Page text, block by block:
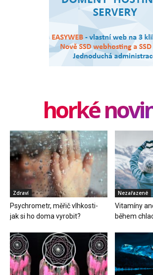
horké
Zdraví
Psychrometr, měřič vlhkosti-
jak si ho doma vyrobit?
Nezařazené
Vitamíny
během